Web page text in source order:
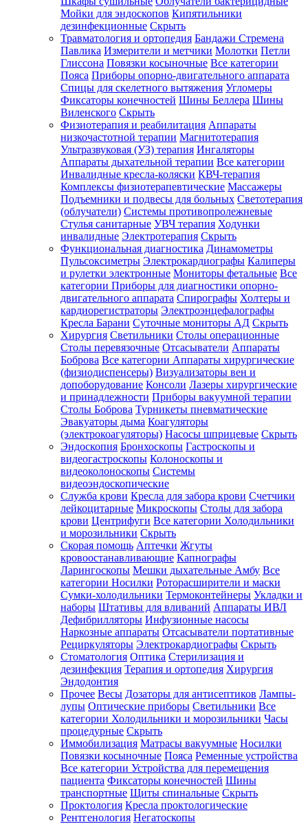
Мойки для эндоскопов Кипятильники
дезинфекционные Скрыть
Травматология и ортопедия Бандажи Стремена
Павлика Измерители и метчики Молотки Петли
Глиссона Повязки косыночные Все категории
Пояса Приборы опорно-двигательного аппарата
Спицы для скелетного вытяжения Угломеры
Фиксаторы конечностей Шины Беллера Шины
Виленского Скрыть
Физиотерапия и реабилитация Аппараты
низкочастотной терапии Магнитотерапия
Ультразвуковая (УЗ) терапия Ингаляторы
Аппараты дыхательной терапии Все категории
Инвалидные кресла-коляски КВЧ-терапия
Комплексы физиотерапевтические Массажеры
Подъемники и подвесы для больных Светотерапия
(облучатели) Системы противопролежневые
Стулья санитарные УВЧ терапия Ходунки
инвалидные Электротерапия Скрыть
Функциональная диагностика Динамометры
Пульсоксиметры Электрокардиографы Калиперы
и рулетки электронные Мониторы фетальные Все
категории Приборы для диагностики опорно-
двигательного аппарата Спирографы Холтеры и
кардиорегистраторы Электроэнцефалографы
Кресла Барани Суточные мониторы АД Скрыть
Хирургия Светильники Столы операционные
Столы перевязочные Отсасыватели Аппараты
Боброва Все категории Аппараты хирургические
(физиодиспенсеры) Визуализаторы вен и
допоборудование Консоли Лазеры хирургические
и принадлежности Приборы вакуумной терапии
Столы Боброва Турникеты пневматические
Эвакуаторы дыма Коагуляторы
(электрокоагуляторы) Насосы шприцевые Скрыть
Эндоскопия Бронхоскопы Гастроскопы и
видеогастроскопы Колоноскопы и
видеоколоноскопы Системы
видеоэндоскопические
Служба крови Кресла для забора крови Счетчики
лейкоцитарные Микроскопы Столы для забора
крови Центрифуги Все категории Холодильники
и морозильники Скрыть
Скорая помощь Аптечки Жгуты
кровоостанавливающие Капнографы
Ларингоскопы Мешки дыхательные Амбу Все
категории Носилки Роторасширители и маски
Сумки-холодильники Термоконтейнеры Укладки и
наборы Штативы для вливаний Аппараты ИВЛ
Дефибрилляторы Инфузионные насосы
Наркозные аппараты Отсасыватели портативные
Рециркуляторы Электрокардиографы Скрыть
Стоматология Оптика Стерилизация и
дезинфекция Терапия и ортопедия Хирургия
Эндодонтия
Прочее Весы Дозаторы для антисептиков Лампы-
лупы Оптические приборы Светильники Все
категории Холодильники и морозильники Часы
процедурные Скрыть
Иммобилизация Матрасы вакуумные Носилки
Повязки косыночные Пояса Ременные устройства
Все категории Устройства для перемещения
пациента Фиксаторы конечностей Шины
транспортные Щиты спинальные Скрыть
Проктология Кресла проктологические
Рентгенология Негатоскопы